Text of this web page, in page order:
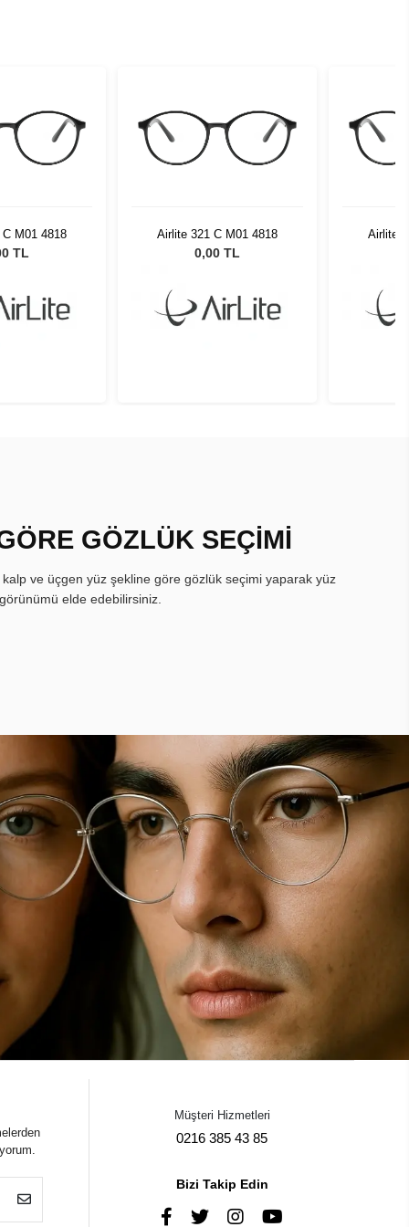
M01 4818
TL
Airlite 321 C M01 4818
0,00 TL
Airlite
GÖZLÜK SEÇİMİ
ve üçgen yüz şekline göre gözlük seçimi yaparak yüz
elde edebilirsiniz.
Müşteri Hizmetleri
0216 385 43 85
Bizi Takip Edin